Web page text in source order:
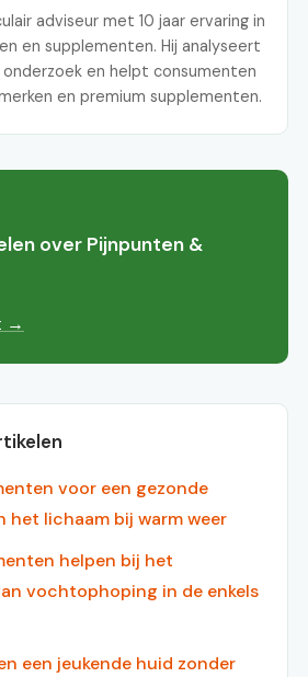
adviseur met 10 jaar ervaring in
en supplementen. Hij analyseert
en helpt consumenten
en premium supplementen.
over Pijnpunten &
→
voor een gezonde
het lichaam bij warm weer
helpen bij het
vochtophoping in de enkels
een jeukende huid zonder